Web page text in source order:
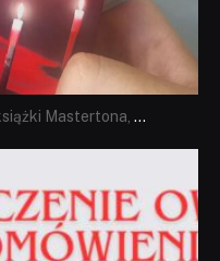
Mastertona, ...